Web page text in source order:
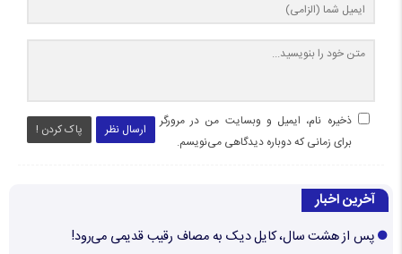
ارسال نظر پاک کردن !
ذخیره نام، ایمیل و وبسایت من در مرورگر
برای زمانی که دوباره دیدگاهی می‌نویسم.
آخرین اخبار
پس از هشت سال، کایل دیک به مصاف رقیب قدیمی می‌رود!